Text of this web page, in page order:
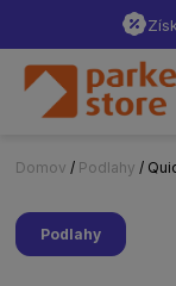
Domov / Podlahy /
Podlahy